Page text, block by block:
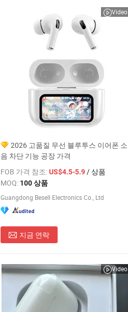
Video
2026 고품질 무선 블루투스 이어폰 소
음 차단 기능 공장 가격
FOB 가격 참조:US$4.5-5.9/ 상품
MOQ: 100 상품
Guangdong Besell Electronics Co., Ltd
지금 연락
Video